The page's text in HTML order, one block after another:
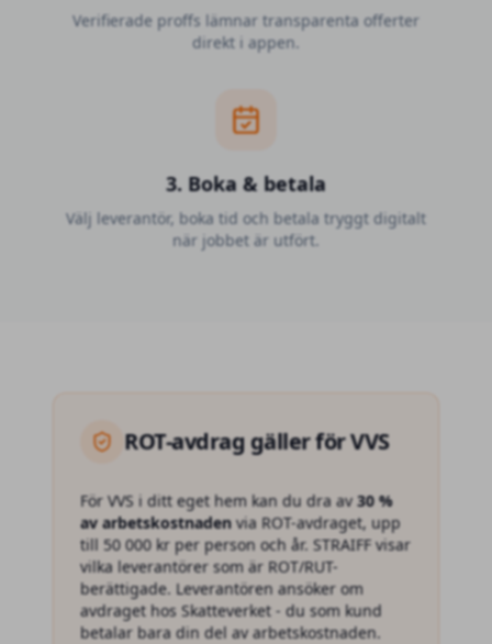
Verifierade proffs lämnar transparenta offerter
direkt i appen.
3. Boka & betala
Välj leverantör, boka tid och betala tryggt digitalt
när jobbet är utfört.
ROT-avdrag gäller förVVS
FörVVS i ditt eget hem kan du dra av30 %
av arbetskostnadenvia ROT-avdraget, upp
till 50 000 kr per person och år. STRAIFF visar
vilka leverantörer som är ROT/RUT-
berättigade. Leverantören ansöker om
avdraget hos Skatteverket - du som kund
betalar bara din del av arbetskostnaden.